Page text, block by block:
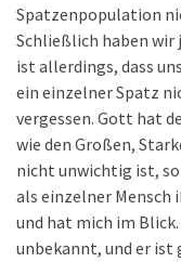
Spatzenpopulation
Schließlich haben wir
ist allerdings, dass
ein einzelner Spatz
vergessen. Gott hat
wie den Großen,
nicht unwichtig ist, so
als einzelner Mensch
und hat mich im
unbekannt, und er ist